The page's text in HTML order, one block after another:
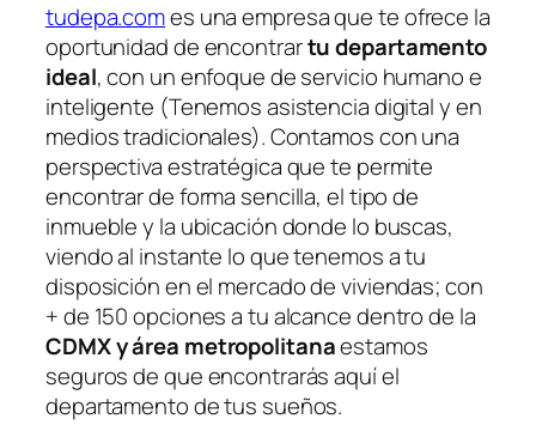
tudepa.comes una empresa que te ofrece la
oportunidad de encontrartu departamento
ideal, con un enfoque de servicio humano e
inteligente (Tenemos asistencia digital y en
medios tradicionales). Contamos con una
perspectiva estratégica que te permite
encontrar de forma sencilla, el tipo de
inmueble y la ubicación donde lo buscas,
viendo al instante lo que tenemos a tu
disposición en el mercado de viviendas; con
+ de 150 opciones a tu alcance dentro de la
CDMX y área metropolitanaestamos
seguros de que encontrarás aquí el
departamento de tus sueños.